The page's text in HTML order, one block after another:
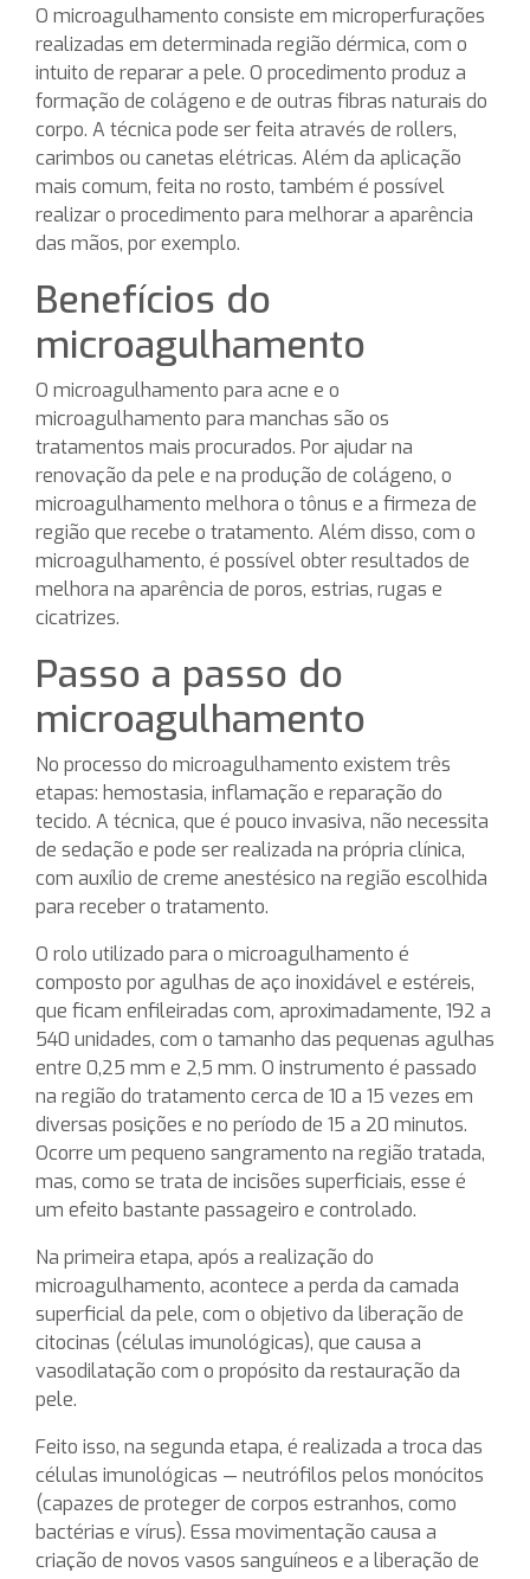
O microagulhamento consiste em microperfurações
realizadas em determinada região dérmica, com o
intuito de reparar a pele. O procedimento produz a
formação de colágeno e de outras fibras naturais do
corpo. A técnica pode ser feita através de rollers,
carimbos ou canetas elétricas. Além da aplicação
mais comum, feita no rosto, também é possível
realizar o procedimento para melhorar a aparência
das mãos, por exemplo.
Benefícios do
microagulhamento
O microagulhamento para acne e o
microagulhamento para manchas são os
tratamentos mais procurados. Por ajudar na
renovação da pele e na produção de colágeno, o
microagulhamento melhora o tônus e a firmeza de
região que recebe o tratamento. Além disso, com o
microagulhamento, é possível obter resultados de
melhora na aparência de poros, estrias, rugas e
cicatrizes.
Passo a passo do
microagulhamento
No processo do microagulhamento existem três
etapas: hemostasia, inflamação e reparação do
tecido. A técnica, que é pouco invasiva, não necessita
de sedação e pode ser realizada na própria clínica,
com auxílio de creme anestésico na região escolhida
para receber o tratamento.
O rolo utilizado para o microagulhamento é
composto por agulhas de aço inoxidável e estéreis,
que ficam enfileiradas com, aproximadamente, 192 a
540 unidades, com o tamanho das pequenas agulhas
entre 0,25 mm e 2,5 mm. O instrumento é passado
na região do tratamento cerca de 10 a 15 vezes em
diversas posições e no período de 15 a 20 minutos.
Ocorre um pequeno sangramento na região tratada,
mas, como se trata de incisões superficiais, esse é
um efeito bastante passageiro e controlado.
Na primeira etapa, após a realização do
microagulhamento, acontece a perda da camada
superficial da pele, com o objetivo da liberação de
citocinas (células imunológicas), que causa a
vasodilatação com o propósito da restauração da
pele.
Feito isso, na segunda etapa, é realizada a troca das
células imunológicas — neutrófilos pelos monócitos
(capazes de proteger de corpos estranhos, como
bactérias e vírus). Essa movimentação causa a
criação de novos vasos sanguíneos e a liberação de